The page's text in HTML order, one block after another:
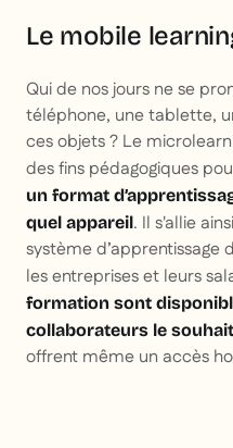
Le mobile
Qui de nos jours ne se
téléphone, une tablette,
ces objets ? Le
des fins pédagogiques
un format
quel appareil. Il s'allie
système d’apprentissage
les entreprises et leurs
formation sont
collaborateurs le
offrent même un accès